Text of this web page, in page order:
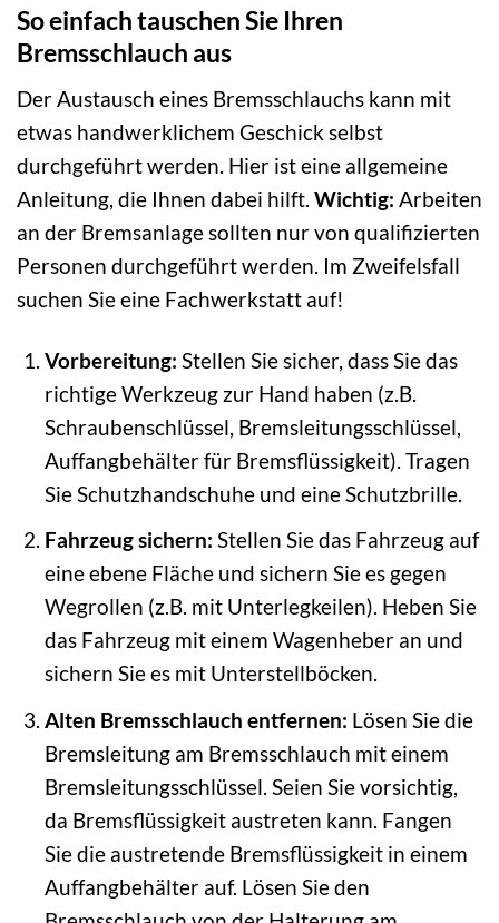
So einfach tauschen Sie Ihren
Bremsschlauch aus
Der Austausch eines Bremsschlauchs kann mit
etwas handwerklichem Geschick selbst
durchgeführt werden. Hier ist eine allgemeine
Anleitung, die Ihnen dabei hilft. Wichtig: Arbeiten
an der Bremsanlage sollten nur von qualifizierten
Personen durchgeführt werden. Im Zweifelsfall
suchen Sie eine Fachwerkstatt auf!
Vorbereitung: Stellen Sie sicher, dass Sie das
richtige Werkzeug zur Hand haben (z.B.
Schraubenschlüssel, Bremsleitungsschlüssel,
Auffangbehälter für Bremsflüssigkeit). Tragen
Sie Schutzhandschuhe und eine Schutzbrille.
Fahrzeug sichern: Stellen Sie das Fahrzeug auf
eine ebene Fläche und sichern Sie es gegen
Wegrollen (z.B. mit Unterlegkeilen). Heben Sie
das Fahrzeug mit einem Wagenheber an und
sichern Sie es mit Unterstellböcken.
Alten Bremsschlauch entfernen: Lösen Sie die
Bremsleitung am Bremsschlauch mit einem
Bremsleitungsschlüssel. Seien Sie vorsichtig,
da Bremsflüssigkeit austreten kann. Fangen
Sie die austretende Bremsflüssigkeit in einem
Auffangbehälter auf. Lösen Sie den